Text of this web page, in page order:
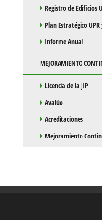
Registro de Edificios
Plan Estratégico UPR
Informe Anual
MEJORAMIENTO
Licencia de la JIP
Avalúo
Acreditaciones
Mejoramiento